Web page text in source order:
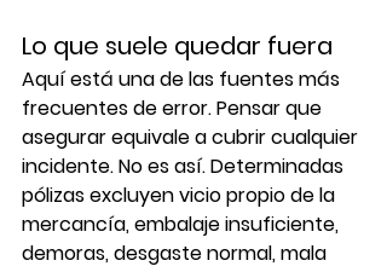
Lo que suele quedar fuera
Aquí está una de las fuentes más
frecuentes de error. Pensar que
asegurar equivale a cubrir cualquier
incidente. No es así. Determinadas
pólizas excluyen vicio propio de la
mercancía, embalaje insuficiente,
demoras, desgaste normal, mala